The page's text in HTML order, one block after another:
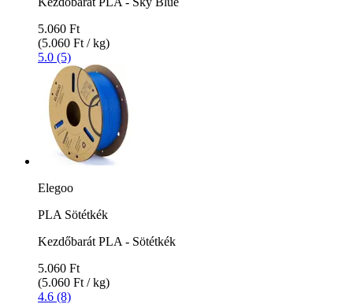
5.060 Ft
(5.060 Ft / kg)
5.0 (5)
Elegoo
PLA Sötétkék
Kezdőbarát PLA - Sötétkék
5.060 Ft
(5.060 Ft / kg)
4.6 (8)